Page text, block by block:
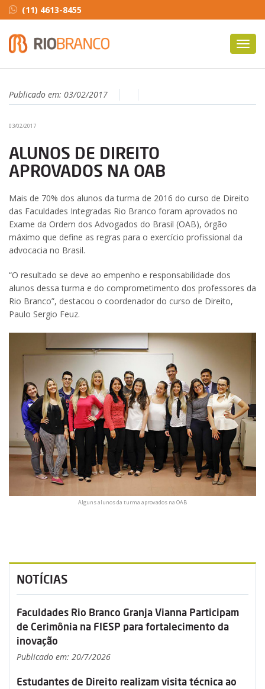
(11) 4613-8455
Publicado em: 03/02/2017
03/02/2017
ALUNOS DE DIREITO
APROVADOS NA OAB
Mais de 70% dos alunos da turma de 2016 do curso de Direito
das Faculdades Integradas Rio Branco foram aprovados no
Exame da Ordem dos Advogados do Brasil (OAB), órgão
máximo que define as regras para o exercício profissional da
advocacia no Brasil.
“O resultado se deve ao empenho e responsabilidade dos
alunos dessa turma e do comprometimento dos professores da
Rio Branco”, destacou o coordenador do curso de Direito,
Paulo Sergio Feuz.
Alguns alunos da turma aprovados na OAB
NOTÍCIAS
Faculdades Rio Branco Granja Vianna Participam
de Cerimônia na FIESP para fortalecimento da
inovação
Publicado em: 20/7/2026
Estudantes de Direito realizam visita técnica ao